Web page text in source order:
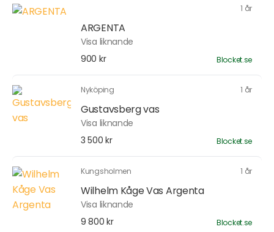
1 år
ARGENTA
Visa liknande
900 kr
Blocket.se
Nyköping 1 år
Gustavsberg vas
Visa liknande
3 500 kr
Blocket.se
Kungsholmen 1 år
Wilhelm Kåge Vas Argenta
Visa liknande
9 800 kr
Blocket.se